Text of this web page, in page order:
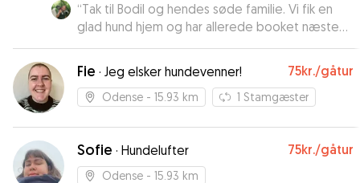
“Tak til Bodil og hendes søde familie. Vi fik en
glad hund hjem og har allerede booket næste
pasning.”
Fie · Jeg elsker hundevenner! 75kr./gåtur
Odense - 15.93 km 1 Stamgæster
Sofie · Hundelufter 75kr./gåtur
Odense - 15.93 km